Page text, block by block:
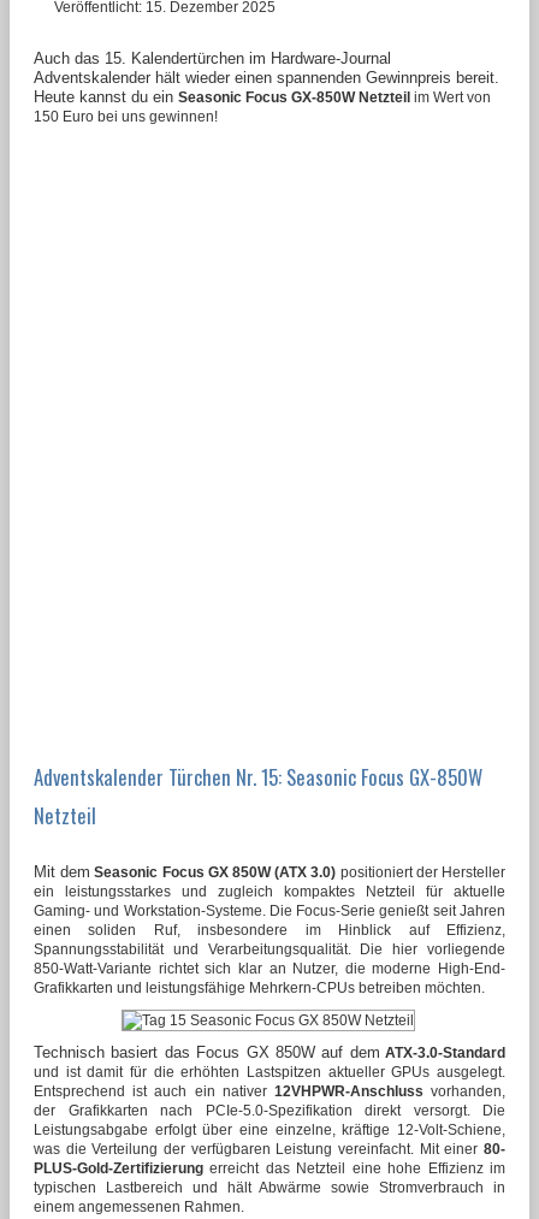
Veröffentlicht: 15. Dezember 2025
Auch das 15. Kalendertürchen im Hardware-Journal
Adventskalender hält wieder einen spannenden Gewinnpreis bereit.
Heute kannst du ein Seasonic Focus GX-850W Netzteil im Wert von
150 Euro bei uns gewinnen!
Adventskalender Türchen Nr. 15: Seasonic Focus GX-850W
Netzteil
Mit dem Seasonic Focus GX 850W (ATX 3.0) positioniert der Hersteller
ein leistungsstarkes und zugleich kompaktes Netzteil für aktuelle
Gaming- und Workstation-Systeme. Die Focus-Serie genießt seit Jahren
einen soliden Ruf, insbesondere im Hinblick auf Effizienz,
Spannungsstabilität und Verarbeitungsqualität. Die hier vorliegende
850-Watt-Variante richtet sich klar an Nutzer, die moderne High-End-
Grafikkarten und leistungsfähige Mehrkern-CPUs betreiben möchten.
Technisch basiert das Focus GX 850W auf dem ATX-3.0-Standard
und ist damit für die erhöhten Lastspitzen aktueller GPUs ausgelegt.
Entsprechend ist auch ein nativer 12VHPWR-Anschluss vorhanden,
der Grafikkarten nach PCIe-5.0-Spezifikation direkt versorgt. Die
Leistungsabgabe erfolgt über eine einzelne, kräftige 12-Volt-Schiene,
was die Verteilung der verfügbaren Leistung vereinfacht. Mit einer 80-
PLUS-Gold-Zertifizierung erreicht das Netzteil eine hohe Effizienz im
typischen Lastbereich und hält Abwärme sowie Stromverbrauch in
einem angemessenen Rahmen.